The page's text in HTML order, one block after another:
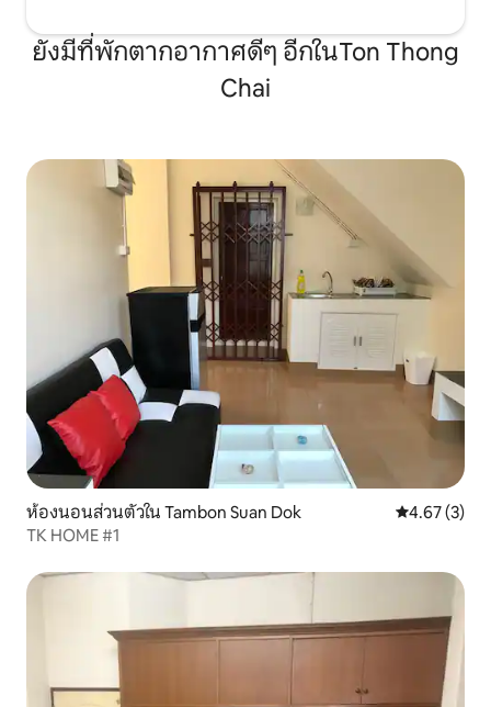
ยังมีที่พักตากอากาศดีๆ อีกในTon Thong
Chai
ห้องนอนส่วนตัวใน Tambon Suan Dok คะแนนเฉลี่ย
4.67 (3)
TK HOME #1